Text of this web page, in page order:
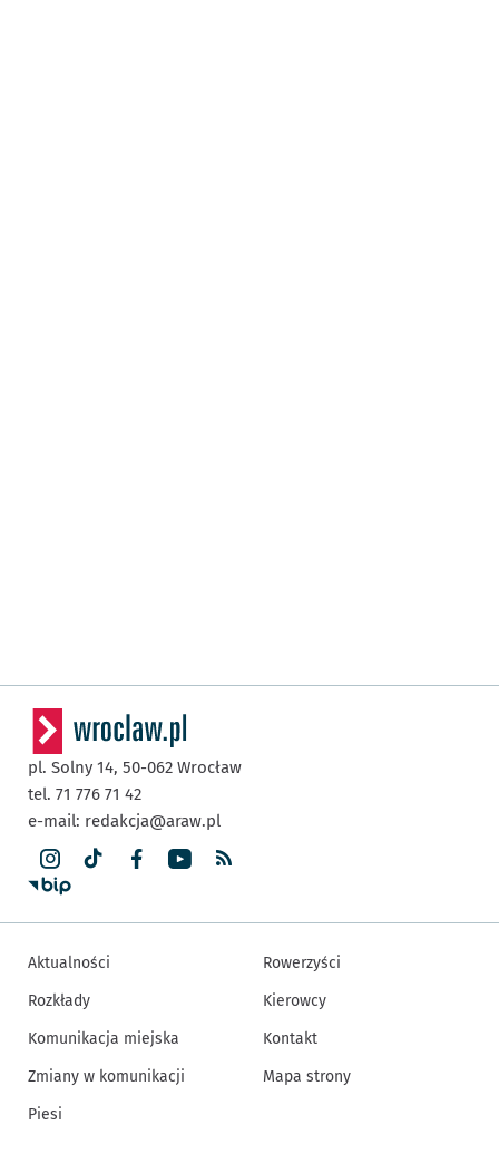
pl. Solny 14, 50-062 Wrocław
tel. 71 776 71 42
e-mail: redakcja@araw.pl
Aktualności
Rozkłady
Komunikacja miejska
Zmiany w komunikacji
Piesi
Rowerzyści
Kierowcy
Kontakt
Mapa strony